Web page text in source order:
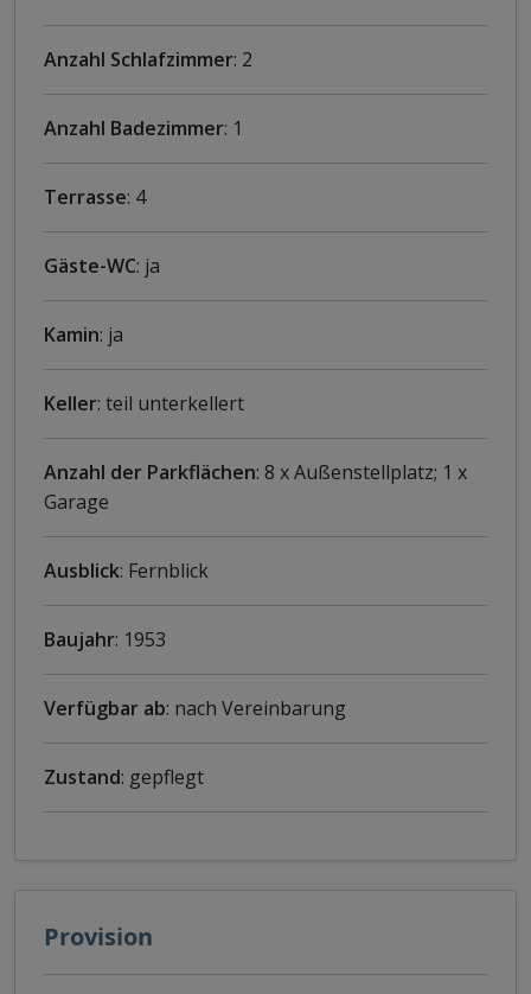
Anzahl Schlafzimmer: 2
Anzahl Badezimmer: 1
Terrasse: 4
Gäste-WC: ja
Kamin: ja
Keller: teil unterkellert
Anzahl der Parkflächen: 8 x Außenstellplatz; 1 x
Garage
Ausblick: Fernblick
Baujahr: 1953
Verfügbar ab: nach Vereinbarung
Zustand: gepflegt
Provision